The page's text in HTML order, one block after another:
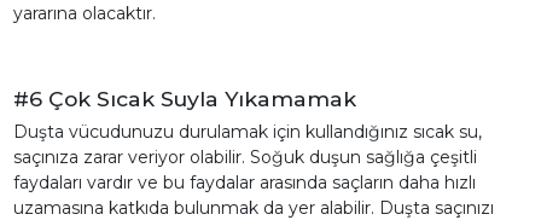
yararına olacaktır.
#6 Çok Sıcak Suyla Yıkamamak
Duşta vücudunuzu durulamak için kullandığınız sıcak su,
saçınıza zarar veriyor olabilir. Soğuk duşun sağlığa çeşitli
faydaları vardır ve bu faydalar arasında saçların daha hızlı
uzamasına katkıda bulunmak da yer alabilir. Duşta saçınızı